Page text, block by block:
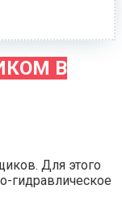
В
Для этого
гидравлическое